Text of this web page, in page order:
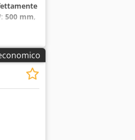
500 mm,
asse
di
e guide
codifica
di